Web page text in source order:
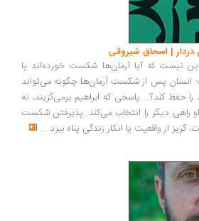
اسحاق شیروانی
که آیا آرمان‌ها شکست خورده‌اند یا
پس از شکست آرمان‌ها چگونه می‌تواند
پاسخی که ابراهیم برمی‌گزیند، نه
را انتخاب می‌کند: پذیرفتن شکست
واقعیت یا انکار زندگی پناه ببرد...